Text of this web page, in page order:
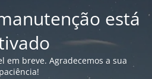
está
em breve. Agradecemos a sua
paciência!